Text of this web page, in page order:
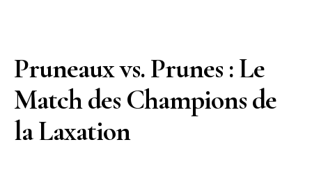
Pruneaux vs. Prunes : Le
Match des Champions de
la Laxation